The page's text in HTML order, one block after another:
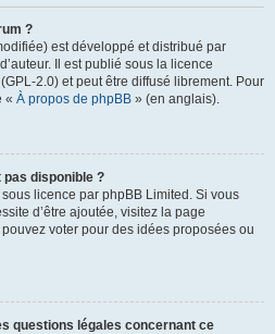
?
est développé et distribué par
Il est publié sous la licence
2.0) et peut être diffusé librement. Pour
« À propos de phpBB » (en anglais).
pas disponible ?
licence par phpBB Limited. Si vous
d’être ajoutée, visitez la page
voter pour des idées proposées ou
questions légales concernant ce